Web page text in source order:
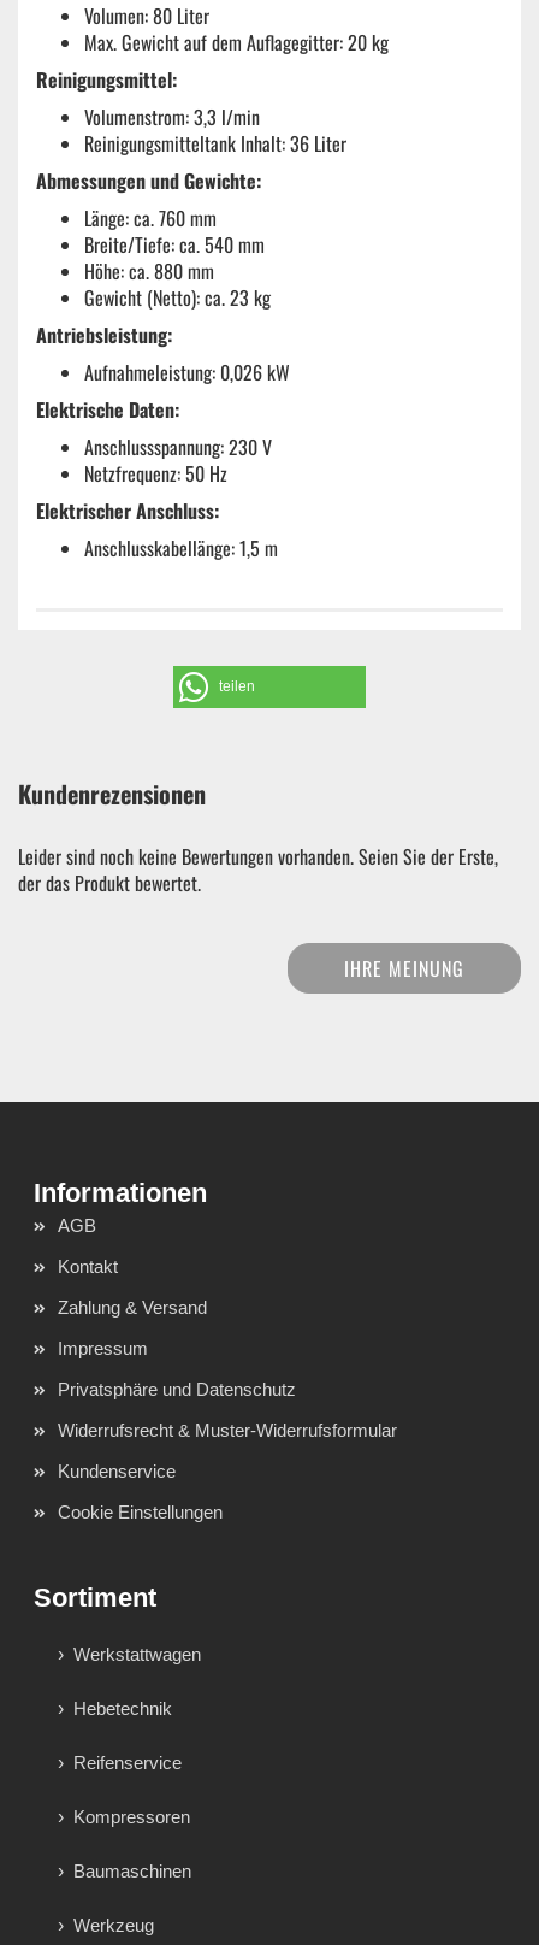
Volumen: 80 Liter
Max. Gewicht auf dem Auflagegitter: 20 kg
Reinigungsmittel:
Volumenstrom: 3,3 l/min
Reinigungsmitteltank Inhalt: 36 Liter
Abmessungen und Gewichte:
Länge: ca. 760 mm
Breite/Tiefe: ca. 540 mm
Höhe: ca. 880 mm
Gewicht (Netto): ca. 23 kg
Antriebsleistung:
Aufnahmeleistung: 0,026 kW
Elektrische Daten:
Anschlussspannung: 230 V
Netzfrequenz: 50 Hz
Elektrischer Anschluss:
Anschlusskabellänge: 1,5 m
teilen
Kundenrezensionen
Leider sind noch keine Bewertungen vorhanden. Seien Sie der Erste,
der das Produkt bewertet.
IHRE MEINUNG
AGB
Kontakt
Zahlung & Versand
Impressum
Privatsphäre und Datenschutz
Widerrufsrecht & Muster-Widerrufsformular
Kundenservice
Cookie Einstellungen
Sortiment
Werkstattwagen
Hebetechnik
Reifenservice
Kompressoren
Baumaschinen
Werkzeug